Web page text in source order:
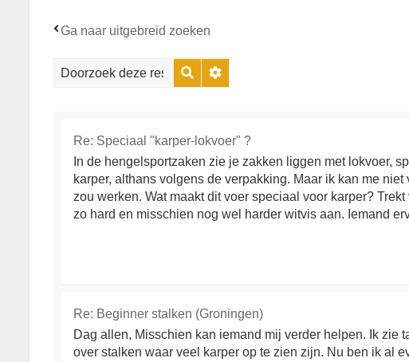
Ga naar uitgebreid zoeken
ZoekUitgebreid zoeken
Re: Speciaal "karper-lokvoer" ?
In de hengelsportzaken zie je zakken liggen met lokvoer,
karper, althans volgens de verpakking. Maar ik kan me niet
zou werken. Wat maakt dit voer speciaal voor karper?
zo hard en misschien nog wel harder witvis aan. Iemand
Re: Beginner stalken (Groningen)
Dag allen, Misschien kan iemand mij verder helpen. Ik zie
over stalken waar veel karper op te zien zijn. Nu ben ik al